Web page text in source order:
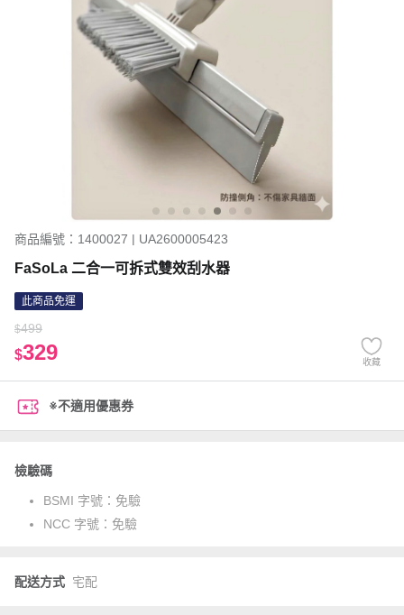
商品編號：1400027 | UA2600005423
FaSoLa 二合一可拆式雙效刮水器
此商品免運
$499
$329 收藏
※不適用優惠券
檢驗碼
BSMI 字號： 免驗
NCC 字號： 免驗
配送方式 宅配